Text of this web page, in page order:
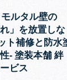
ルタル壁の
れ」を放置しな
ト補修と防水
‐ 塗装本舗 絆
ビス